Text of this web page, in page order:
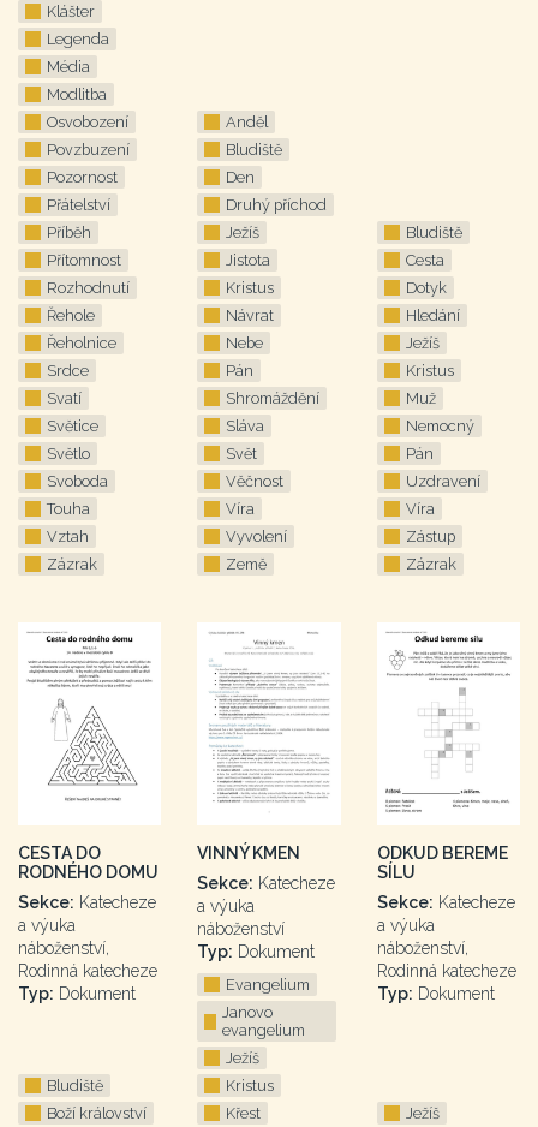
Klášter
Legenda
Média
Modlitba
Osvobození
Povzbuzení
Pozornost
Přátelství
Příběh
Přítomnost
Rozhodnutí
Řehole
Řeholnice
Srdce
Svatí
Světice
Světlo
Svoboda
Touha
Vztah
Zázrak
Anděl
Bludiště
Den
Druhý příchod
Ježíš
Jistota
Kristus
Návrat
Nebe
Pán
Shromáždění
Sláva
Svět
Věčnost
Víra
Vyvolení
Země
Bludiště
Cesta
Dotyk
Hledání
Ježíš
Kristus
Muž
Nemocný
Pán
Uzdravení
Víra
Zástup
Zázrak
CESTA DO
RODNÉHO DOMU
Sekce: Katecheze
a výuka
náboženství,
Rodinná katecheze
Typ: Dokument
Bludiště
Boží království
VINNÝ KMEN
Sekce: Katecheze
a výuka
náboženství
Typ: Dokument
Evangelium
Janovo
evangelium
Ježíš
Kristus
Křest
ODKUD BEREME
SÍLU
Sekce: Katecheze
a výuka
náboženství,
Rodinná katecheze
Typ: Dokument
Ježíš